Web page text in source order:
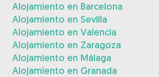
Alojamiento en Barcelona
Alojamiento en Sevilla
Alojamiento en Valencia
Alojamiento en Zaragoza
Alojamiento en Málaga
Alojamiento en Granada